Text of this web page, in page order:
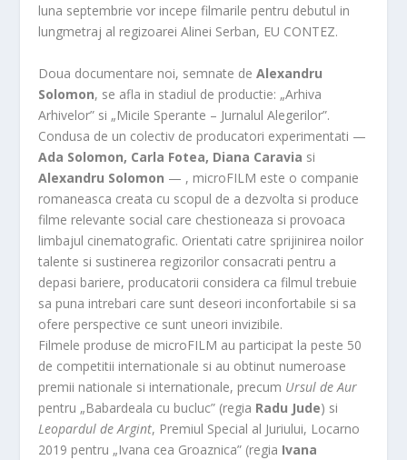
luna septembrie vor incepe filmarile pentru debutul in
lungmetraj al regizoarei Alinei Serban, EU CONTEZ.
Doua documentare noi, semnate deAlexandru
Solomon, se afla in stadiul de productie: „Arhiva
Arhivelor” si „Micile Sperante – Jurnalul Alegerilor”.
Condusa de un colectiv de producatori experimentati —
Ada Solomon, Carla Fotea, Diana Caravia si
Alexandru Solomon — , microFILM este o companie
romaneasca creata cu scopul de a dezvolta si produce
filme relevante social care chestioneaza si provoaca
limbajul cinematografic. Orientati catre sprijinirea noilor
talente si sustinerea regizorilor consacrati pentru a
depasi bariere, producatorii considera ca filmul trebuie
sa puna intrebari care sunt deseori inconfortabile si sa
ofere perspective ce sunt uneori invizibile.
Filmele produse de microFILM au participat la peste 50
de competitii internationale si au obtinut numeroase
premii nationale si internationale, precum Ursul de Aur
pentru „Babardeala cu bucluc” (regia Radu Jude) si
Leopardul de Argint, Premiul Special al Juriului, Locarno
2019 pentru „Ivana cea Groaznica” (regia Ivana